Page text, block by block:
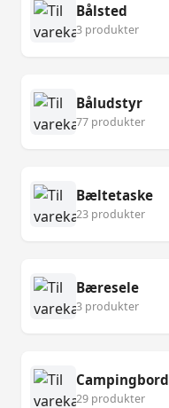
Bålsted
3 produkter
Båludstyr
77 produkter
Bæltetaske
23 produkter
Bæresele
3 produkter
Campingbord
29 produkter